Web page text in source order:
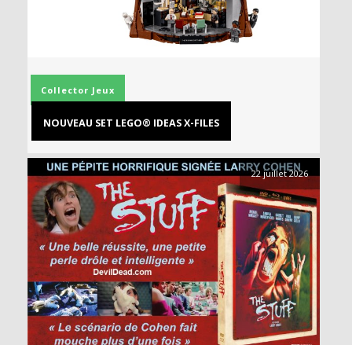
Collector Jeux
NOUVEAU SET LEGO® IDEAS X-FILES
22 juillet 2026